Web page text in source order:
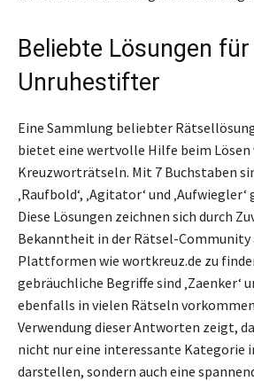
Beliebte Lösungen für
Unruhestifter
Eine Sammlung beliebter
bietet eine wertvolle Hilfe beim Lösen
Kreuzworträtseln. Mit 7 Buchstaben
‚Raufbold‘, ‚Agitator‘ und
Diese Lösungen zeichnen sich durch
Bekanntheit in der Rätsel-Community
Plattformen wie wortkreuz.de zu
gebräuchliche Begriffe sind ‚Zaenker‘
ebenfalls in vielen Rätseln
Verwendung dieser Antworten zeigt,
nicht nur eine interessante Kategorie
darstellen, sondern auch eine